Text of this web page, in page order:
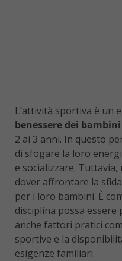
L’attività sportiva è un
benessere dei bambini
2 ai 3 anni. In questo
di sfogare la loro
e socializzare.
dover affrontare la
per i loro bambini. È
disciplina possa
anche fattori pratici
sportive e la
esigenze familiari.